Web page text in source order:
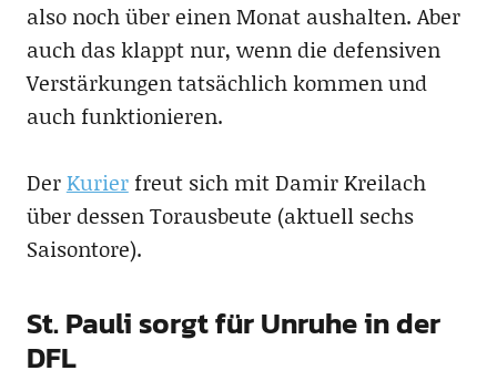
also noch über einen Monat aushalten. Aber
auch das klappt nur, wenn die defensiven
Verstärkungen tatsächlich kommen und
auch funktionieren.
DerKurierfreut sich mit Damir Kreilach
über dessen Torausbeute (aktuell sechs
Saisontore).
St. Pauli sorgt für Unruhe in der
DFL